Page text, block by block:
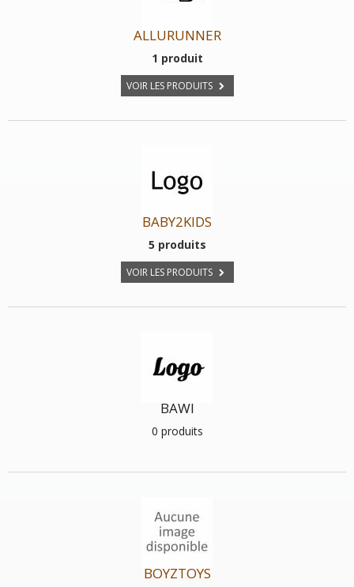
ALLURUNNER
1 produit
VOIR LES PRODUITS
BABY2KIDS
5 produits
VOIR LES PRODUITS
BAWI
0 produits
BOYZTOYS